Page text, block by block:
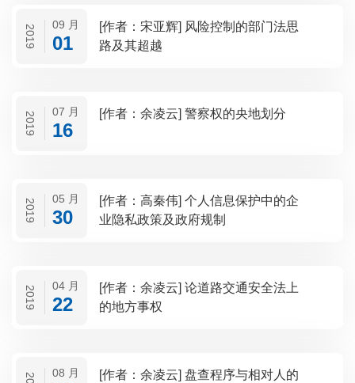
2019 09 月
01
[作者：宋亚辉] 风险控制的部门法思
路及其超越
2019 07 月
16
[作者：余凌云] 警察权的央地划分
2019 05 月
30
[作者：高秦伟] 个人信息保护中的企
业隐私政策及政府规制
2019 04 月
22
[作者：余凌云] 论道路交通安全法上
的地方事权
08 月
[作者：余凌云] 盘查程序与相对人的